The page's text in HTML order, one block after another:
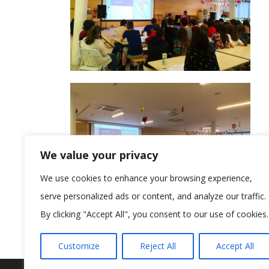
We value your privacy
We use cookies to enhance your browsing experience,
serve personalized ads or content, and analyze our traffic.
By clicking "Accept All", you consent to our use of cookies.
Customize Reject All Accept All